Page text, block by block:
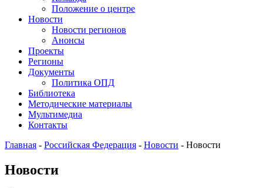
Положение о центре
Новости
Новости регионов
Анонсы
Проекты
Регионы
Документы
Политика ОПД
Библиотека
Методические материалы
Мультимедиа
Контакты
Главная - Российская Федерация - Новости - Новости
Новости